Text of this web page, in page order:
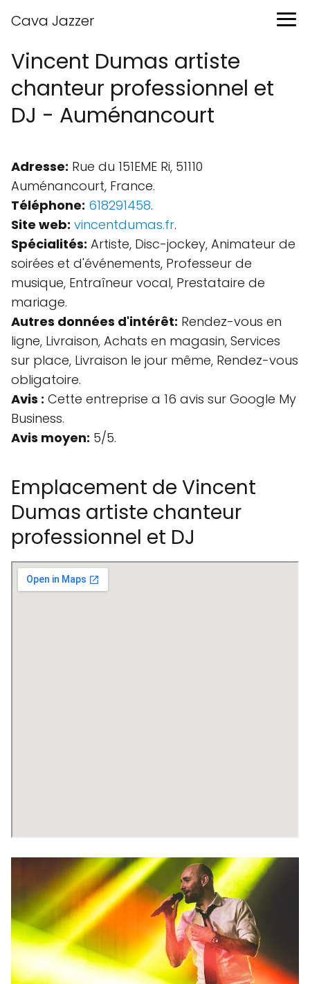
Cava Jazzer
Vincent Dumas artiste
chanteur professionnel et
DJ - Auménancourt
Adresse: Rue du 151EME Ri, 51110
Auménancourt, France.
Téléphone: 618291458.
Site web: vincentdumas.fr.
Spécialités: Artiste, Disc-jockey, Animateur de
soirées et d'événements, Professeur de
musique, Entraîneur vocal, Prestataire de
mariage.
Autres données d'intérêt: Rendez-vous en
ligne, Livraison, Achats en magasin, Services
sur place, Livraison le jour même, Rendez-vous
obligatoire.
Avis : Cette entreprise a 16 avis sur Google My
Business.
Avis moyen: 5/5.
Emplacement de Vincent
Dumas artiste chanteur
professionnel et DJ